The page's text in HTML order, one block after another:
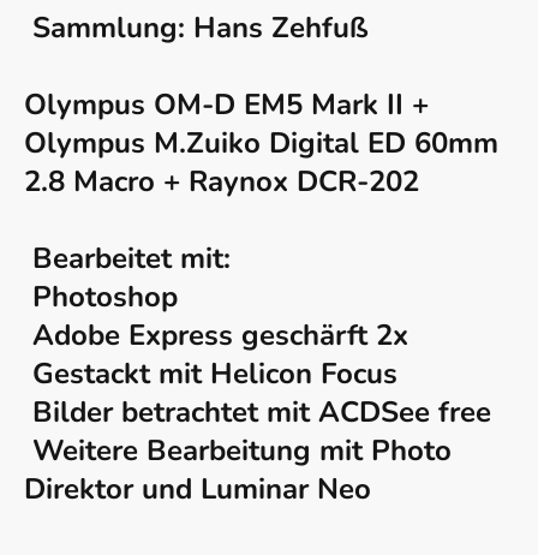
Sammlung: Hans Zehfuß
Olympus OM-D EM5 Mark II +
Olympus M.Zuiko Digital ED 60mm
2.8 Macro + Raynox DCR-202
Bearbeitet mit:
Photoshop
Adobe Express geschärft 2x
Gestackt mit Helicon Focus
Bilder betrachtet mit ACDSee free
Weitere Bearbeitung mit Photo
Direktor und Luminar Neo